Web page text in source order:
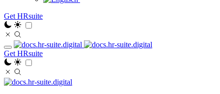
Get HRsuite
Get HRsuite